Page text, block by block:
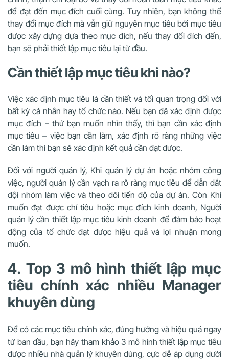
để đạt đến mục đích cuối cùng. Tuy nhiên, bạn không thể
thay đổi mục đích mà vẫn giữ nguyên mục tiêu bởi mục tiêu
được xây dựng dựa theo mục đích, nếu thay đổi đích đến,
bạn sẽ phải thiết lập mục tiêu lại từ đầu.
Cần thiết lập mục tiêu khi nào?
Việc xác định mục tiêu là cần thiết và tối quan trọng đối với
bất kỳ cá nhân hay tổ chức nào. Nếu bạn đã xác định được
mục đích – thứ bạn muốn nhìn thấy, thì bạn cần xác định
mục tiêu – việc bạn cần làm, xác định rõ ràng những việc
cần làm thì bạn sẽ xác định kết quả cần đạt được.
Đối với người quản lý, Khi quản lý dự án hoặc nhóm công
việc, người quản lý cần vạch ra rõ ràng mục tiêu để dẫn dắt
đội nhóm làm việc và theo dõi tiến độ của dự án. Còn Khi
muốn đạt được chỉ tiêu hoặc mục đích kinh doanh, Người
quản lý cần thiết lập mục tiêu kinh doanh để đảm bảo hoạt
động của tổ chức đạt được hiệu quả và lợi nhuận mong
muốn.
4. Top 3 mô hình thiết lập mục
tiêu chính xác nhiều Manager
khuyên dùng
Để có các mục tiêu chính xác, đúng hướng và hiệu quả ngay
từ ban đầu, bạn hãy tham khảo 3 mô hình thiết lập mục tiêu
được nhiều nhà quản lý khuyên dùng, cực dễ áp dụng dưới